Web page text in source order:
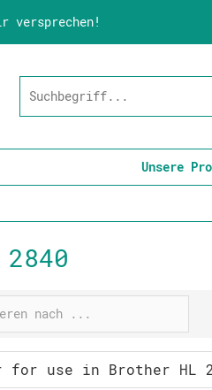
versprechen!
Unsere
for use in Brother HL